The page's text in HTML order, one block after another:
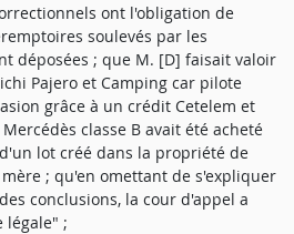
ont l'obligation de
soulevés par les
déposées ; que M. [D] faisait valoir
Pajero et Camping car pilote
grâce à un crédit Cetelem et
classe B avait été acheté
lot créé dans la propriété de
; qu'en omettant de s'expliquer
conclusions, la cour d'appel a
légale" ;